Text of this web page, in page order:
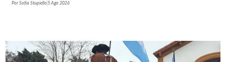
PorSofía Stupiello5 Ago 2026